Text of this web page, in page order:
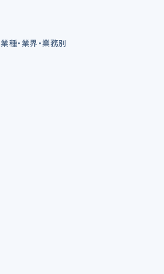
業種・業界・業務別